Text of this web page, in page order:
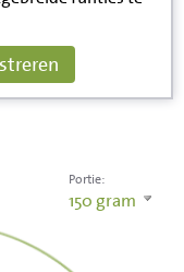
Portie:
150 gram